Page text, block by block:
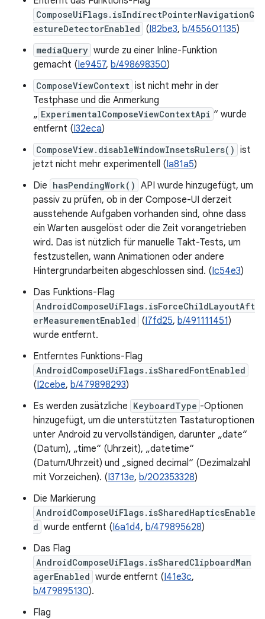
ComposeUiFlags.isIndirectPointerNavigationG
estureDetectorEnabled (I82be3, b/455601135)
mediaQuery wurde zu einer Inline-Funktion
gemacht (Ie9457, b/498698350)
ComposeViewContext ist nicht mehr in der
Testphase und die Anmerkung
„ ExperimentalComposeViewContextApi “ wurde
entfernt (I32eca)
ComposeView.disableWindowInsetsRulers() ist
jetzt nicht mehr experimentell (Ia81a5)
Die hasPendingWork() API wurde hinzugefügt, um
passiv zu prüfen, ob in der Compose-UI derzeit
ausstehende Aufgaben vorhanden sind, ohne dass
ein Warten ausgelöst oder die Zeit vorangetrieben
wird. Das ist nützlich für manuelle Takt-Tests, um
festzustellen, wann Animationen oder andere
Hintergrundarbeiten abgeschlossen sind. (Ic54e3)
Das Funktions-Flag
AndroidComposeUiFlags.isForceChildLayoutAft
erMeasurementEnabled (I7fd25, b/491111451)
wurde entfernt.
Entferntes Funktions-Flag
AndroidComposeUiFlags.isSharedFontEnabled
(I2cebe, b/479898293)
Es werden zusätzliche KeyboardType -Optionen
hinzugefügt, um die unterstützten Tastaturoptionen
unter Android zu vervollständigen, darunter „date“
(Datum), „time“ (Uhrzeit), „datetime“
(Datum/Uhrzeit) und „signed decimal“ (Dezimalzahl
mit Vorzeichen). (I3713e, b/202353328)
Die Markierung
AndroidComposeUiFlags.isSharedHapticsEnable
d wurde entfernt (I6a1d4, b/479895628)
Das Flag
AndroidComposeUiFlags.isSharedClipboardMan
agerEnabled wurde entfernt (I41e3c,
b/479895130).
Flag